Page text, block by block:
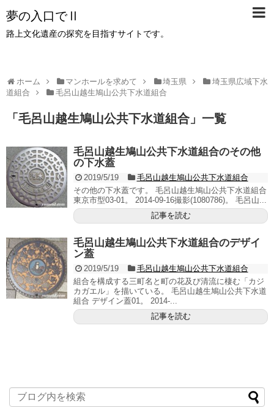
夢の入口でⅡ
路上文化遺産の探究を目指すサイトです。
ホーム マンホールを求めて 埼玉県
埼玉県広域下水
道組合
毛呂山越生鳩山公共下水道組合
「 毛呂山越生鳩山公共下水道組合 」 一覧
毛呂山越生鳩山公共下水道組合のその他
の下水蓋
2019/5/19
毛呂山越生鳩山公共下水道組合
その他の下水蓋です。 毛呂山越生鳩山公共下水道組合
東京市型03-01。 2014-09-16撮影(1080786)。 毛呂山...
記事を読む
毛呂山越生鳩山公共下水道組合のデザイ
ン蓋
2019/5/19
毛呂山越生鳩山公共下水道組合
組合を構成する三町名と町の花及び清流に棲む「カジ
カガエル」を描いている。 毛呂山越生鳩山公共下水道
組合 デザイン蓋01。 2014-...
記事を読む